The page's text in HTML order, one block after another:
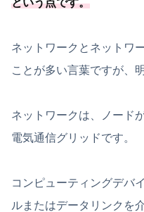
という点です。
ネットワークとネットワ
ことが多い言葉ですが、
ネットワークは、ノード
電気通信グリッドです。
コンピューティングデバ
ルまたはデータリンクを